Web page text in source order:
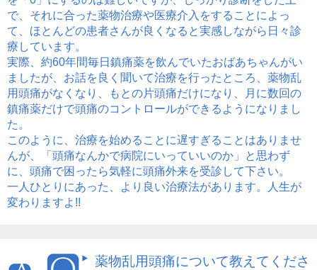
で、それに合った薬物治療や医療介入をすることによっ
て、ほとんどの患者さんが良くなると実感しながら日々診
療しています。
実際、約60年間毎日鎮痛薬を飲んでいたおばあちゃんがい
ましたが、お話を良く聞いて治療を行ったところ、薬物乱
用頭痛がなくなり、もとの片頭痛だけになり、月に数回の
鎮痛薬だけで頭痛のコントロールができるようになりまし
た。
このように、治療を始めることに遅すぎることはありませ
んが、「頭痛なんかで病院にいっていいのか」と思わず
に、頭痛で困ったら気軽に頭痛外来を受診して下さい。
一人ひとりにあった、より良い治療法があります。人生が
変わりますよ!!
薬物乱用頭痛について教えてくださ